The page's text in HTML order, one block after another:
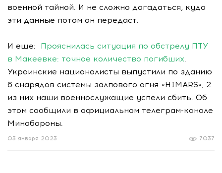
военной тайной. И не сложно догадаться, куда
эти данные потом он передаст.
И еще: Прояснилась ситуация по обстрелу ПТУ
в Макеевке: точное количество погибших.
Украинские националисты выпустили по зданию
6 снарядов системы залпового огня «HIMARS», 2
из них наши военнослужащие успели сбить. Об
этом сообщили в официальном телеграм-канале
Минобороны.
7037
03 января 2023